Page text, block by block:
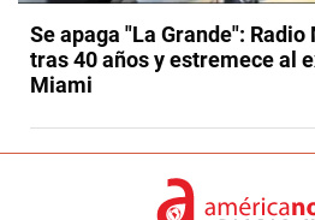
Se apaga "La Grande":
tras 40 años y estremece al
Miami